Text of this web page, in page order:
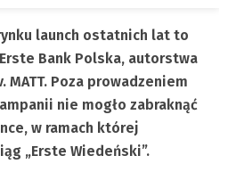
launch ostatnich lat to
Bank Polska, autorstwa
MATT. Poza prowadzeniem
nie mogło zabraknąć
w ramach której
„Erste Wiedeński”.